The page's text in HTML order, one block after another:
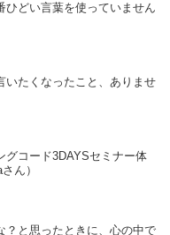
ひどい言葉を使っていません
いたくなったこと、ありませ
グコード3DAYSセミナー体
ん）
？と思ったときに、心の中で